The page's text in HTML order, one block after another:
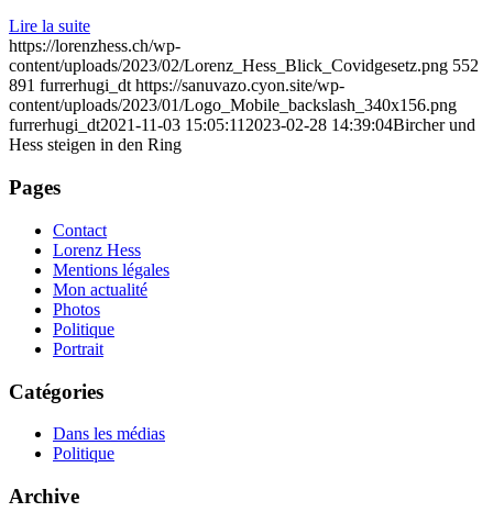
Lire la suite
https://lorenzhess.ch/wp-
content/uploads/2023/02/Lorenz_Hess_Blick_Covidgesetz.png 552
891 furrerhugi_dt https://sanuvazo.cyon.site/wp-
content/uploads/2023/01/Logo_Mobile_backslash_340x156.png
furrerhugi_dt2021-11-03 15:05:112023-02-28 14:39:04Bircher und
Hess steigen in den Ring
Pages
Contact
Lorenz Hess
Mentions légales
Mon actualité
Photos
Politique
Portrait
Catégories
Dans les médias
Politique
Archive